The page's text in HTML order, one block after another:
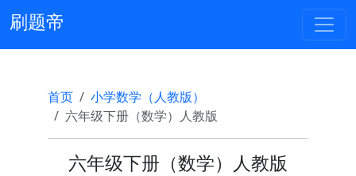
刷题帝
首页
小学数学（人教版）
六年级下册（数学）人教版
六年级下册（数学）人教版